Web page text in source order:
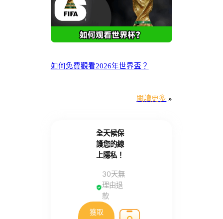
如何免費觀看2026年世界盃？
閱讀更多 »
全天候保
護您的線
上隱私！
30天無
理由退
款
獲取